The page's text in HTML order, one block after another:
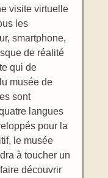
visite virtuelle
les
smartphone,
de réalité
qui de
musée de
sont
langues
pour la
le musée
à toucher un
découvrir